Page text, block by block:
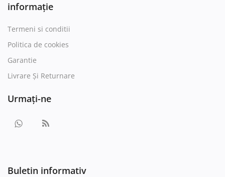
informație
Termeni si conditii
Politica de cookies
Garantie
Livrare Și Returnare
Urmați-ne
Buletin informativ